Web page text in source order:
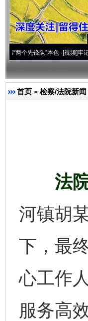
队”本色·[视频]牢记初心使命
首页 » 检察/法院新闻
法院
河镇胡
下，最
心工作
服务高